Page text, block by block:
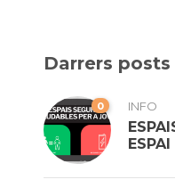
Darrers posts
0 INFO
ESPAI